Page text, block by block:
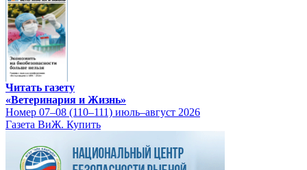
Читать газету
«Ветеринария и Жизнь»
Номер 07–08 (110–111) июль–август 2026
Газета ВиЖ. Купить